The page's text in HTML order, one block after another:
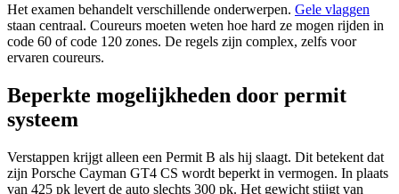
Het examen behandelt verschillende onderwerpen. Gele vlaggen
staan centraal. Coureurs moeten weten hoe hard ze mogen rijden in
code 60 of code 120 zones. De regels zijn complex, zelfs voor
ervaren coureurs.
Beperkte mogelijkheden door permit
systeem
Verstappen krijgt alleen een Permit B als hij slaagt. Dit betekent dat
zijn Porsche Cayman GT4 CS wordt beperkt in vermogen. In plaats
van 425 pk levert de auto slechts 300 pk. Het gewicht stijgt van